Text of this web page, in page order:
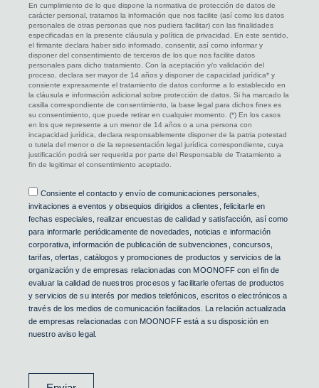
En cumplimiento de lo que dispone la normativa de protección de datos de
carácter personal, tratamos la información que nos facilite (así como los datos
personales de otras personas que nos pudiera facilitar) con las finalidades
especificadas en la presente cláusula y política de privacidad. En este sentido,
el firmante declara haber sido informado, consentir, así como informar y
disponer del consentimiento de terceros de los que nos facilite datos
personales para dicho tratamiento. Con la aceptación y/o validación del
proceso, declara ser mayor de 14 años y disponer de capacidad jurídica* y
consiente expresamente el tratamiento de datos conforme a lo establecido en
la cláusula e información adicional sobre protección de datos. Si ha marcado la
casilla correspondiente de consentimiento, la base legal para dichos fines es
su consentimiento, que puede retirar en cualquier momento. (*) En los casos
en los que represente a un menor de 14 años o a una persona con
incapacidad jurídica, declara responsablemente disponer de la patria potestad
o tutela del menor o de la representación legal jurídica correspondiente, cuya
justificación podrá ser requerida por parte del Responsable de Tratamiento a
fin de legitimar el consentimiento aceptado.
Consentimiento
Consiente el contacto y envío de comunicaciones personales,
invitaciones a eventos y obsequios dirigidos a clientes, felicitarle en
fechas especiales, realizar encuestas de calidad y satisfacción, así como
para informarle periódicamente de novedades, noticias e información
corporativa, información de publicación de subvenciones, concursos,
tarifas, ofertas, catálogos y promociones de productos y servicios de la
organización y de empresas relacionadas con MOONOFF con el fin de
evaluar la calidad de nuestros procesos y facilitarle ofertas de productos
y servicios de su interés por medios telefónicos, escritos o electrónicos a
través de los medios de comunicación facilitados. La relación actualizada
de empresas relacionadas con MOONOFF está a su disposición en
nuestro aviso legal.